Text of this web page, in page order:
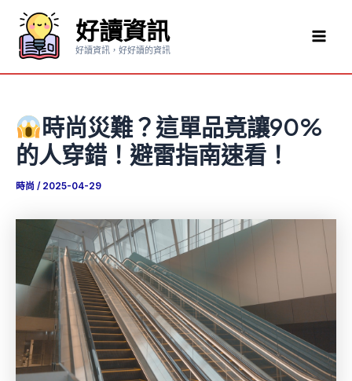
要
好讀資訊
好讀資訊，好好讀的資訊
時尚災難？這單品竟讓90%
的人穿錯！避雷指南速看！
時尚 / 2025-04-29